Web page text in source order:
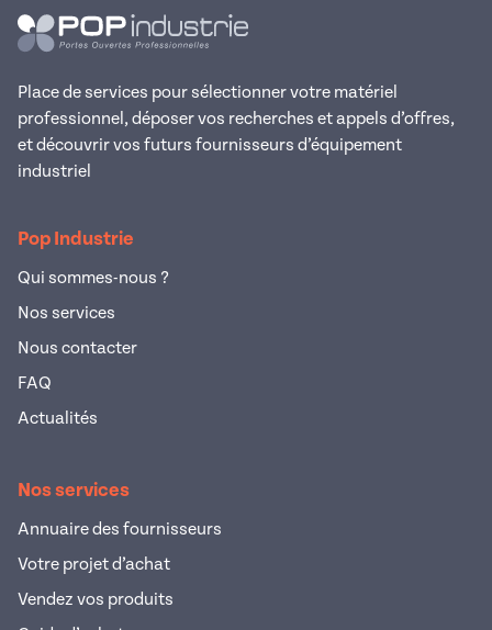
Place de services pour sélectionner votre matériel
professionnel, déposer vos recherches et appels d’offres,
et découvrir vos futurs fournisseurs d’équipement
industriel
Pop Industrie
Qui sommes-nous ?
Nos services
Nous contacter
FAQ
Actualités
Nos services
Annuaire des fournisseurs
Votre projet d’achat
Vendez vos produits